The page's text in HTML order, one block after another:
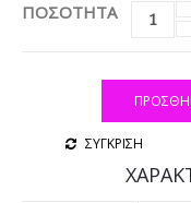
ΠΟΣΟΤΗΤΑ
ΣΥΓΚΡΙΣΗ